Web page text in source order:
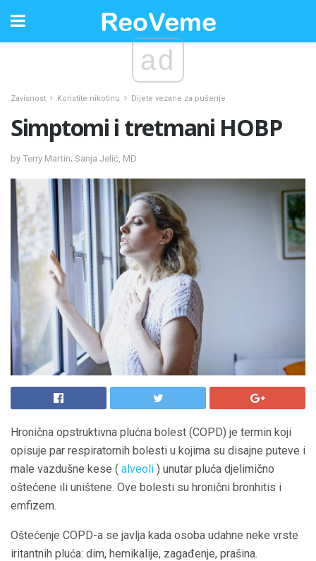
ad
Zavisnost Koristite nikotinu Dijete vezane za pušenje
Simptomi i tretmani HOBP
by Terry Martin; Sanja Jelić, MD
Hronična opstruktivna plućna bolest (COPD) je termin koji
opisuje par respiratornih bolesti u kojima su disajne puteve i
male vazdušne kese ( alveoli ) unutar pluća djelimično
oštećene ili uništene. Ove bolesti su hronični bronhitis i
emfizem.
Oštećenje COPD-a se javlja kada osoba udahne neke vrste
iritantnih pluća: dim, hemikalije, zagađenje, prašina.